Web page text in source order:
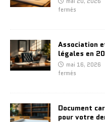
fermés
Association
légales en
mai 16, 2026
fermés
Document
pour votre